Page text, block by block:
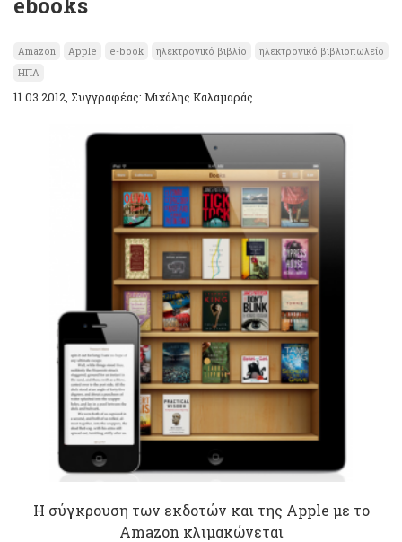
Amazon Apple e-book ηλεκτρονικό βιβλίο
ηλεκτρονικό βιβλιοπωλείο
ΗΠΑ
11.03.2012, Συγγραφέας: Μιχάλης Καλαμαράς
Η σύγκρουση των εκδοτών και της Apple με το
Amazon κλιμακώνεται